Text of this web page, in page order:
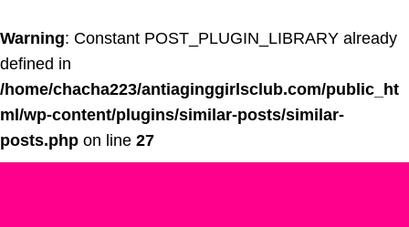
Warning: Constant POST_PLUGIN_LIBRARY already
defined in
/home/chacha223/antiaginggirlsclub.com/public_ht
ml/wp-content/plugins/similar-posts/similar-
posts.php on line 27